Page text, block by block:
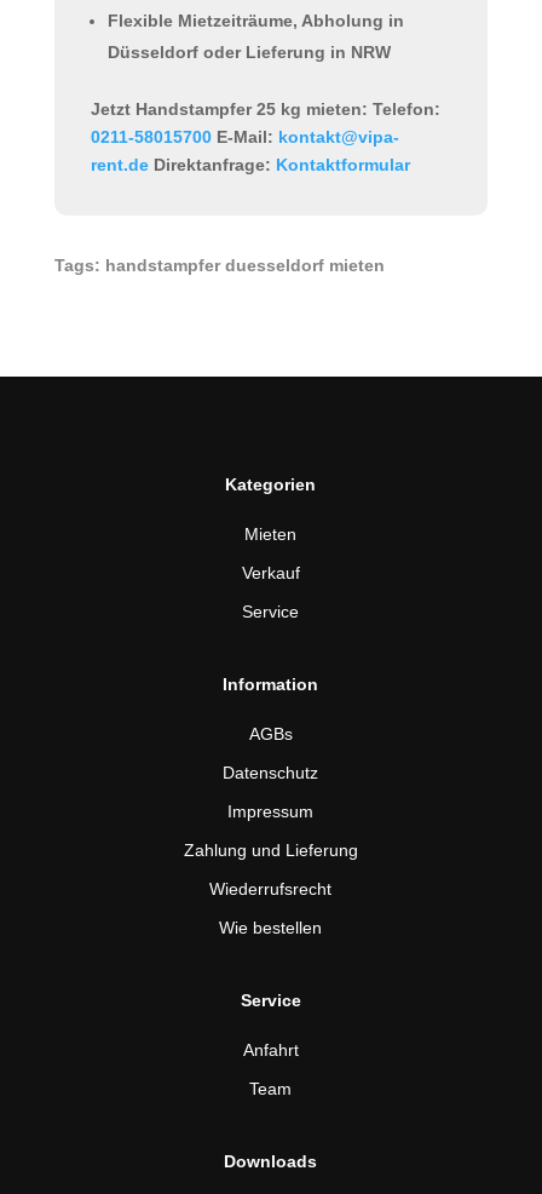
Flexible Mietzeiträume, Abholung in
Düsseldorf oder Lieferung in NRW
Jetzt Handstampfer 25 kg mieten: Telefon:
0211-58015700E-Mail: kontakt@vipa-
rent.deDirektanfrage: Kontaktformular
Tags: handstampfer duesseldorf mieten
Kategorien
Mieten
Verkauf
Service
Information
AGBs
Datenschutz
Impressum
Zahlung und Lieferung
Wiederrufsrecht
Wie bestellen
Service
Anfahrt
Team
Downloads